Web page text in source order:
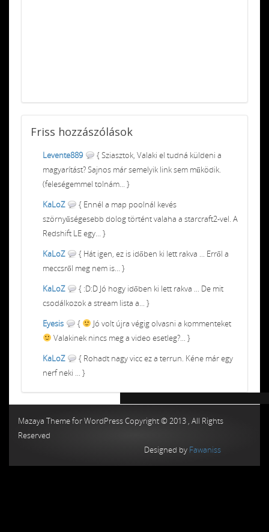
Friss hozzászólások
Levente889
{ Sziasztok, Valaki el tudná küldeni a
magyarítást? Sajnos már semelyik link sem működik.
(feleségemmel tolnám... }
KaLoZ
{ Ennél a map poolnál kevés
szörnyűségesebb dolog történt valaha a starcraft2-vel. A
Redshift LE egy... }
KaLoZ
{ Hát igen, ez is időben ki lett rakva ... Erről a
meccsről meg nem is... }
KaLoZ
{ :D:D Jó hogy időben ki lett rakva ... De mit
csodálkozok a stream lista a... }
Eyesis
{
Jó volt újra végig olvasni a kommenteket
Valakinek nincs meg a video esetleg?... }
KaLoZ
{ Rohadt nagy vicc ez a terrun. Kéne már egy
nerf neki ... }
Mazaya Theme for WordPress Copyright © 2013 , All Rights
Reserved
Designed by Fawaniss